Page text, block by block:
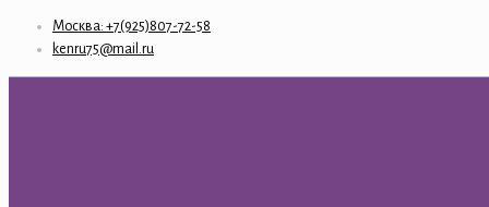
Москва: +7(925)807-72-58
kenru75@mail.ru